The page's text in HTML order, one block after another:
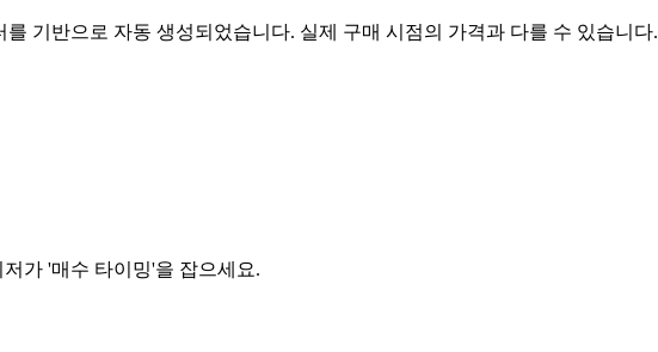
기반으로 자동 생성되었습니다. 실제 구매 시점의 가격과 다를 수 있습니다.
가 '매수 타이밍'을 잡으세요.